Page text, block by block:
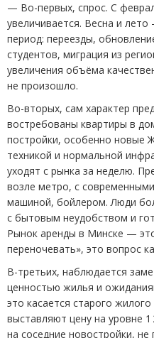
— Во-первых, спрос. С
увеличивается. Весна и
период: переезды,
студентов, миграция из
увеличения объёма
не произошло.
Во-вторых, сам характер
востребованы квартиры в
постройки, особенно новые
техникой и нормальной
уходят с рынка за неделю.
возле метро, с
машиной, бойлером. Люди
с бытовым неудобством и
Рынок аренды в Минске —
переночевать», это вопрос
В-третьих, наблюдается
ценностью жилья и
это касается старого
выставляют цену на уровне 1
на соседние новостройки,